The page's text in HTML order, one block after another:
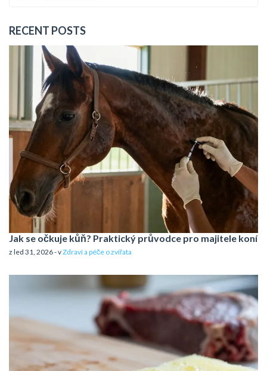
RECENT POSTS
Jak se očkuje kůň? Praktický průvodce pro majitele koní
z led 31, 2026 - vZdraví a péče o zvířata